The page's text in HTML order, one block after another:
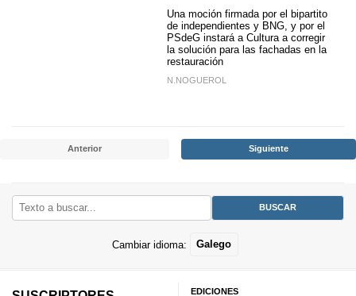
Una moción firmada por el bipartito
de independientes y BNG, y por el
PSdeG instará a Cultura a corregir
la solución para las fachadas en la
restauración
N.NOGUEROL
Anterior Siguiente
Cambiar idioma: Galego
EDICIONES